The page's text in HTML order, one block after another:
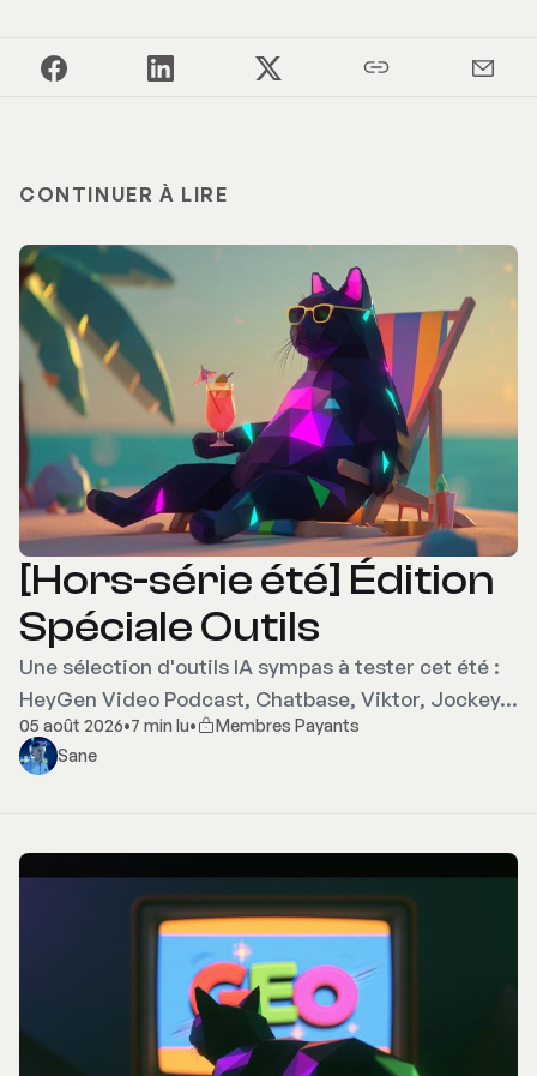
CONTINUER À LIRE
[Hors-série été] Édition
Spéciale Outils
Une sélection d'outils IA sympas à tester cet été :
HeyGen Video Podcast, Chatbase, Viktor, Jockey…
05 août 2026•7 min lu•
Membres Payants
Sane